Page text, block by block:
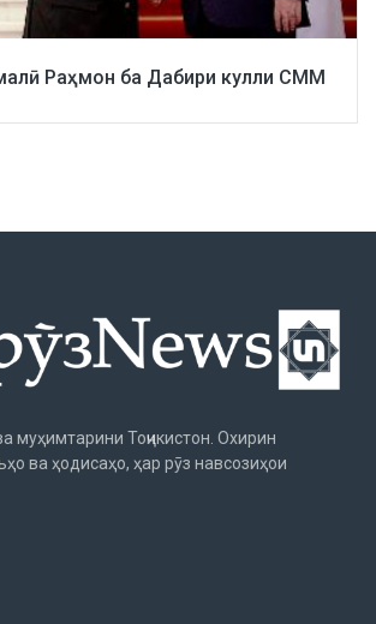
Раҳмон ба Дабири кулли СММ
муҳимтарини Тоҷикистон. Охирин
ва ҳодисаҳо, ҳар рӯз навсозиҳои